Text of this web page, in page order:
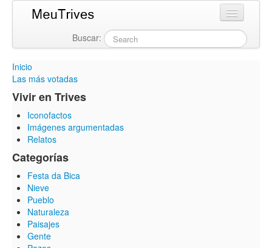
Buscar:
Inicio
Las más votadas
Vivir en Trives
Iconofactos
Imágenes argumentadas
Relatos
Categorías
Festa da Bica
Nieve
Pueblo
Naturaleza
Paisajes
Gente